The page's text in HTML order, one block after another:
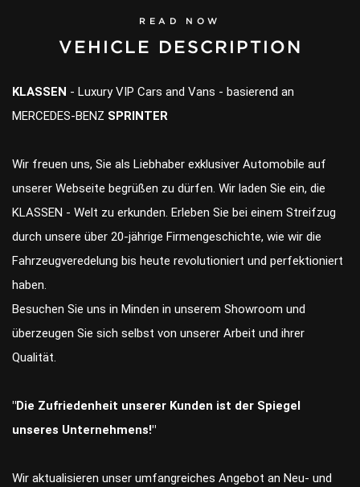
READ NOW
VEHICLE DESCRIPTION
KLASSEN - Luxury VIP Cars and Vans - basierend an
MERCEDES-BENZ SPRINTER
Wir freuen uns, Sie als Liebhaber exklusiver Automobile auf
unserer Webseite begrüßen zu dürfen. Wir laden Sie ein, die
KLASSEN - Welt zu erkunden. Erleben Sie bei einem Streifzug
durch unsere über 20-jährige Firmengeschichte, wie wir die
Fahrzeugveredelung bis heute revolutioniert und perfektioniert
haben.
Besuchen Sie uns in Minden in unserem Showroom und
überzeugen Sie sich selbst von unserer Arbeit und ihrer
Qualität.
"Die Zufriedenheit unserer Kunden ist der Spiegel
unseres Unternehmens!"
Wir aktualisieren unser umfangreiches Angebot an Neu- und